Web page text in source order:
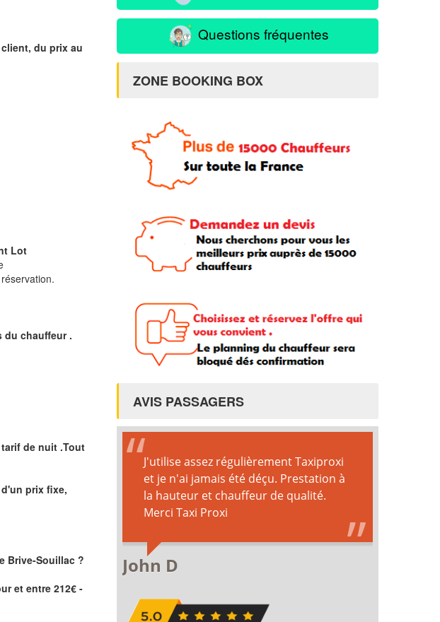
du prix au
Lot
du chauffeur .
de nuit .Tout
d'un prix fixe,
Brive-Souillac ?
et entre 212€ -
Questions fréquentes
ZONE BOOKING BOX
AVIS PASSAGERS